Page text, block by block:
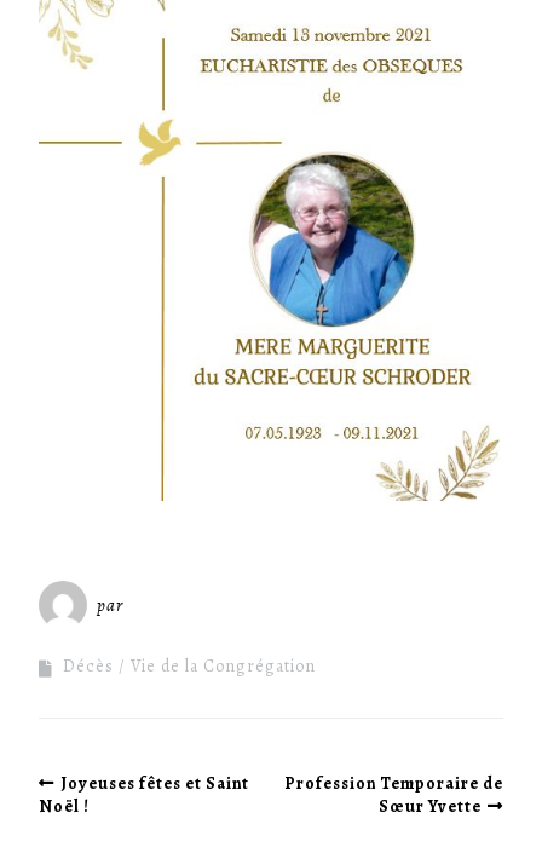
par
Décès Vie de la Congrégation
Joyeuses fêtes et Saint
Noël !
Profession Temporaire de
Sœur Yvette